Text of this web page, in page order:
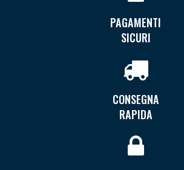
PAGAMENTI
SICURI
CONSEGNA
RAPIDA